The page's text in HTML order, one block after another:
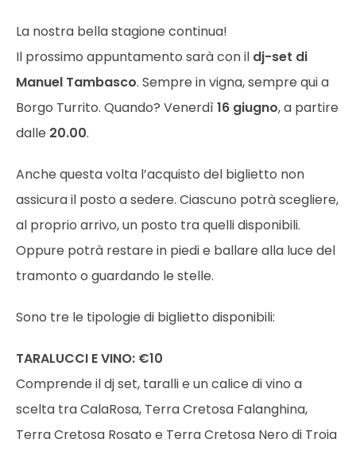
La nostra bella stagione continua!
Il prossimo appuntamento sarà con il dj-set di
Manuel Tambasco. Sempre in vigna, sempre qui a
Borgo Turrito. Quando? Venerdì16 giugno, a partire
dalle 20.00.
Anche questa volta l’acquisto del biglietto non
assicura il posto a sedere. Ciascuno potrà scegliere,
al proprio arrivo, un posto tra quelli disponibili.
Oppure potrà restare in piedi e ballare alla luce del
tramonto o guardando le stelle.
Sono tre le tipologie di biglietto disponibili:
TARALUCCI E VINO: €10
Comprende il dj set, taralli e un calice di vino a
scelta tra CalaRosa, Terra Cretosa Falanghina,
Terra Cretosa Rosato e Terra Cretosa Nero di Troia